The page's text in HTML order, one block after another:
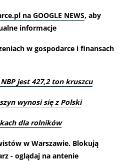
na GOOGLE NEWS, aby
informacje
w gospodarce i finansach
jest 427,2 ton kruszcu
wynosi się z Polski
dla rolników
w Warszawie. Blokują
- oglądaj na antenie